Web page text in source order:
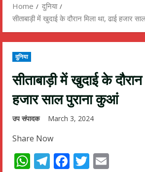
Home
दुनिया
सीताबाड़ी में खुदाई के दौरान मिला था, ढाई हजार
दुनिया
सीताबाड़ी में खुदाई के
हजार साल पुराना कुआं
उप संपादक March 3, 2024
Share Now
WhatsApp
Telegram
Facebook
Twitter